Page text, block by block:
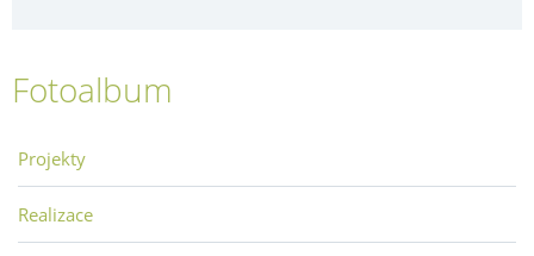
Fotoalbum
Projekty
Realizace